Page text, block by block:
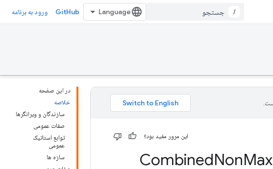
/
GitHub ورود به برنامه
در این صفحه
خلاصه
سازندگان و ویرانگرها
صفات عمومی
توابع استاتیک
عمومی
سازه ها
این مرور مفید بود؟
NonMax